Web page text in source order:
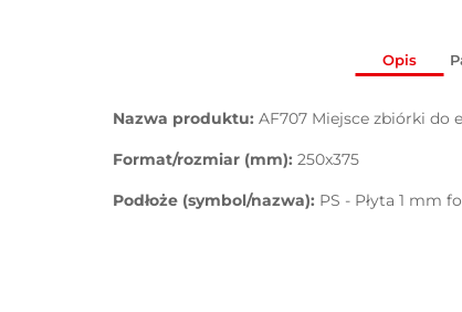
Opis
Nazwa produktu: AF707 Miejsce zbiórki do
Format/rozmiar (mm): 250x375
Podłoże (symbol/nazwa): PS - Płyta 1 mm